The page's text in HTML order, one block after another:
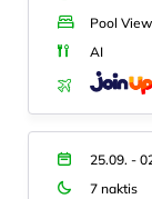
Pool View
AI
25.09. -
7 naktis